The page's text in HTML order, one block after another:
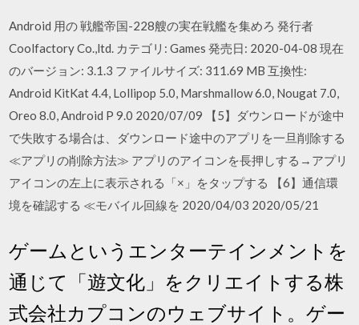
Android 用の 戦艦帝国-228艘の実在戦艦を集めろ 発行者
Coolfactory Co.,ltd. カテゴリ: Games 発売日: 2020-04-08 現在
のバージョン: 3.1.3 ファイルサイズ: 311.69 MB 互換性:
Android KitKat 4.4, Lollipop 5.0, Marshmallow 6.0, Nougat 7.0,
Oreo 8.0, Android P 9.0 2020/07/09 【5】ダウンロードが途中
で失敗する場合は、ダウンロード途中のアプリを一旦削除する
≪アプリの削除方法≫ アプリのアイコンを長押しする→アプリ
アイコンの左上に表示される「×」をタップする 【6】通信環
境を確認する ≪モバイル回線を 2020/04/03 2020/05/21
ゲームというエンターテインメントを
通じて「遊文化」をクリエイトする株
式会社カプコンのウェブサイト。ゲー